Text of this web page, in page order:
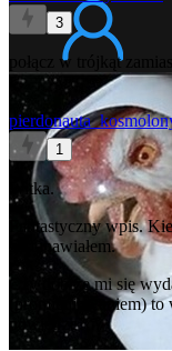
3
połącz w trójkąt
1
Witka.
Fantastyczny wpis.
zastanawiałem.
Czy dobrze mi się
(promieniowaniem)
powietrze?